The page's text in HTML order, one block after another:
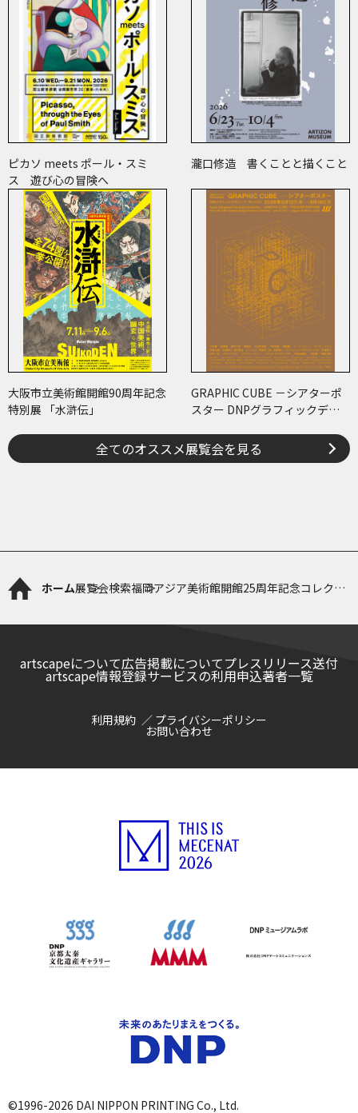
ピカソ meets ポール・スミ
ス 遊び心の冒険へ
瀧口修造 書くことと描くこと
大阪市立美術館開館90周年記念
特別展 「水滸伝」
GRAPHIC CUBE －シアターポ
スター DNPグラフィックデザ
全てのオススメ展覧会を見る
ホーム展覧会検索福岡アジア美術館開館25周年記念コレクシ
artscapeについて広告掲載についてプレスリリース送付
artscape情報登録サービスの利用申込著者一覧
利用規約 プライバシーポリシー
お問い合わせ
©1996-2026 DAI NIPPON PRINTING Co., Ltd.